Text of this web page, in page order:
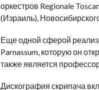
оркестров Regionale
(Израиль),
Еще одной сферой
Parnassum, которую он
также является
Дискография скрипача